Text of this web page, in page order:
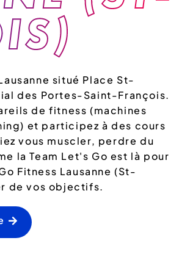
situé Place St-
des Portes-Saint-François.
de fitness (machines
et participez à des cours
vous muscler, perdre du
la Team Let's Go est là pour
Fitness Lausanne (St-
de vos objectifs.